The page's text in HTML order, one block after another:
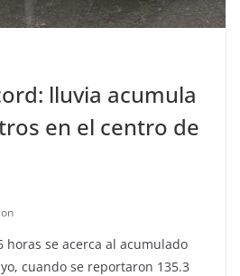
lluvia acumula
en el centro de
horas se acerca al acumulado
cuando se reportaron 135.3